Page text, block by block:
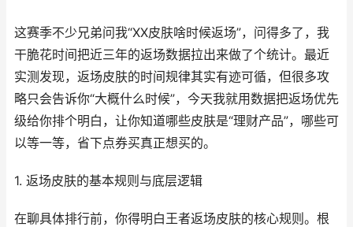
这赛季不少兄弟问我“XX皮肤啥时候返场”，问得多了，我
干脆花时间把近三年的返场数据拉出来做了个统计。最近
实测发现，返场皮肤的时间规律其实有迹可循，但很多攻
略只会告诉你“大概什么时候”，今天我就用数据把返场优先
级给你排个明白，让你知道哪些皮肤是“理财产品”，哪些可
以等一等，省下点券买真正想买的。
1. 返场皮肤的基本规则与底层逻辑
在聊具体排行前，你得明白王者返场皮肤的核心规则。根